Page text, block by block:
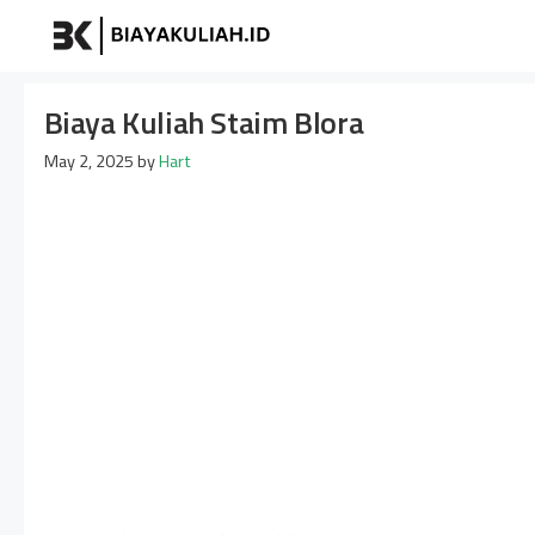
Biaya Kuliah Staim Blora
May 2, 2025byHart